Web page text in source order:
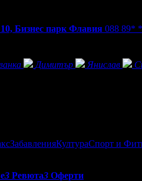
Бизнес парк Флавия 088 89*
Димитър Янислав
ЗабавленияКултураСпорт и
3 Ревюта3 Оферти